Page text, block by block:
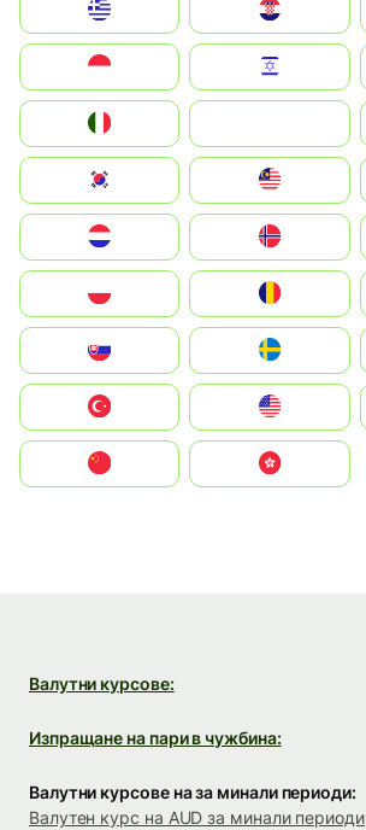
Magyarország
South Korea
United States
中國香港特別行政區
Валутни курсове:
Изпращане на пари в чужбина:
Валутни курсове на за минали периоди:
Валутен курс на AUD за минали периоди